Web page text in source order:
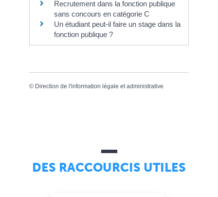
Recrutement dans la fonction publique
sans concours en catégorie C
Un étudiant peut-il faire un stage dans la
fonction publique ?
© Direction de l'information légale et administrative
DES RACCOURCIS UTILES